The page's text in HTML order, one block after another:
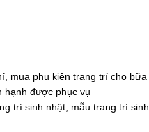
mua phụ kiện trang trí cho bữa
hạnh được phục vụ
trí sinh nhật, mẫu trang trí sinh